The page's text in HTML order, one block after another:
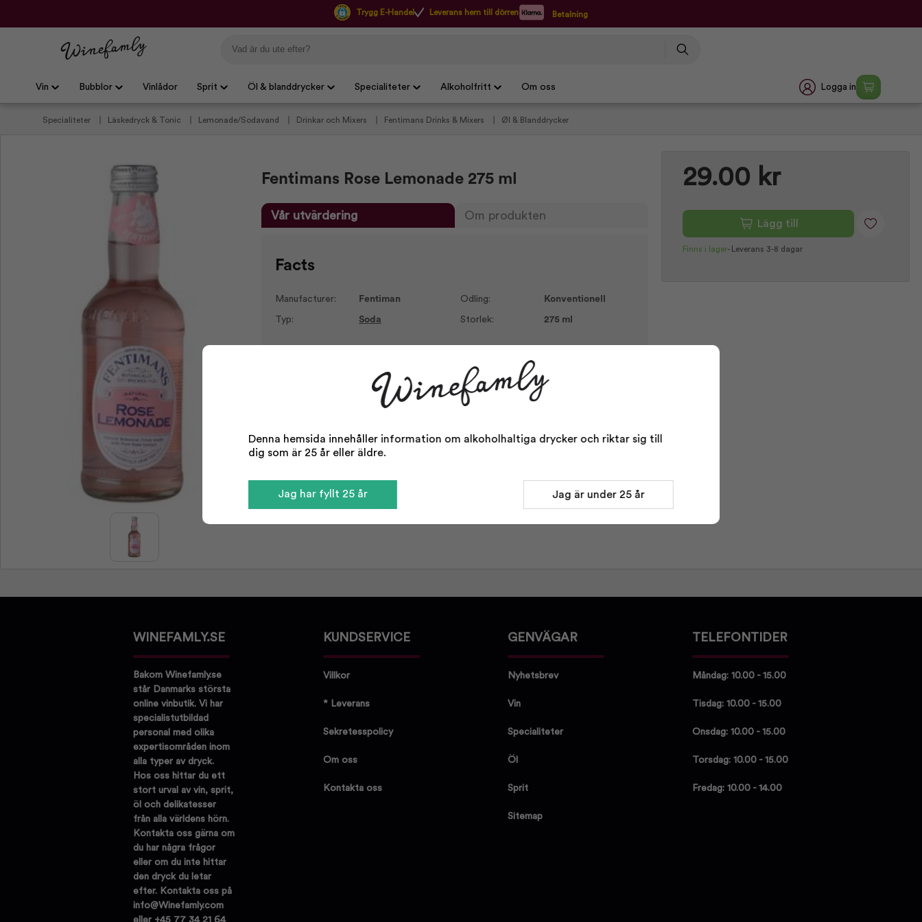
Trygg E-Handel Leverans hem till dörren Betalning
Vin Bubblor Vinlådor Sprit Öl & blanddrycker Specialiteter Alkoholfritt Om oss Logga in
Specialiteter Läskedryck & Tonic Lemonade/Sodavand Drinkar och Mixers Fentimans Drinks & Mixers Øl & Blanddrycker
29.00 kr
Lägg till
Finns i lager- Leverans 3-8 dagar
Fentimans Rose Lemonade 275 ml
Vår utvärdering Om produkten
Facts
Manufacturer: Fentiman
Typ: Soda
Odling: Konventionell
Storlek: 275 ml
WINEFAMLY.SE
Bakom Winefamly.se
står Danmarks största
online vinbutik. Vi har
specialistutbildad
personal med olika
expertisområden inom
alla typer av dryck.
Hos oss hittar du ett
stort urval av vin, sprit,
öl och delikatesser
från alla världens hörn.
Kontakta oss gärna om
du har några frågor
eller om du inte hittar
den dryck du letar
efter. Kontakta oss på
info@Winefamly.com
eller +45 77 34 21 64
KUNDSERVICE
Villkor
* Leverans
Sekretesspolicy
Om oss
Kontakta oss
GENVÄGAR
Nyhetsbrev
Vin
Specialiteter
Öl
Sprit
Sitemap
TELEFONTIDER
Måndag: 10.00 - 15.00
Tisdag: 10.00 - 15.00
Onsdag: 10.00 - 15.00
Torsdag: 10.00 - 15.00
Fredag: 10.00 - 14.00
Denna hemsida innehåller information om alkoholhaltiga drycker och riktar sig till
dig som är 25 år eller äldre.
Jag har fyllt 25 år Jag är under 25 år